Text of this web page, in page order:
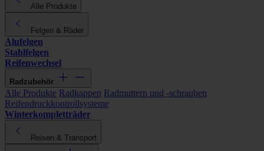
Alle Produkte
Felgen & Räder
Alufelgen
Stahlfelgen
Reifenwechsel
Radzubehör
Alle Produkte Radkappen Radmuttern und -schrauben
Reifendruckkontrollsysteme
Winterkompletträder
Reisen & Transport